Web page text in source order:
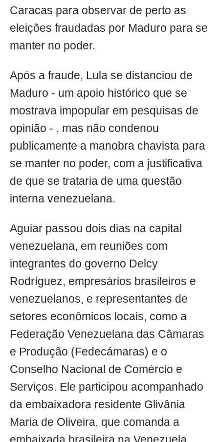
Caracas para observar de perto as
eleições fraudadas por Maduro para se
manter no poder.
Após a fraude, Lula se distanciou de
Maduro - um apoio histórico que se
mostrava impopular em pesquisas de
opinião - , mas não condenou
publicamente a manobra chavista para
se manter no poder, com a justificativa
de que se trataria de uma questão
interna venezuelana.
Aguiar passou dois dias na capital
venezuelana, em reuniões com
integrantes do governo Delcy
Rodríguez, empresários brasileiros e
venezuelanos, e representantes de
setores econômicos locais, como a
Federação Venezuelana das Câmaras
e Produção (Fedecámaras) e o
Conselho Nacional de Comércio e
Serviços. Ele participou acompanhado
da embaixadora residente Glivânia
Maria de Oliveira, que comanda a